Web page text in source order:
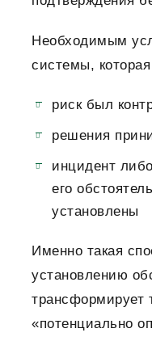
Необходимым
системы,
риск был
решения
инцидент
его
установлены
Именно такая
установлению
трансформирует
«потенциально